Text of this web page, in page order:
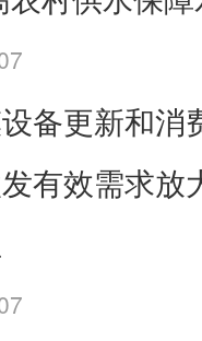
备更新和消
有效需求放